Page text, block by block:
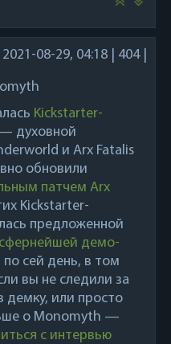
2021-08-29, 04:18 404|
Kickstarter-
духовной
и Arx Fatalis
обновили
патчем Arx
Kickstarter-
предложенной
демо-
сей день, в том
вы не следили за
демку, или просто
о Monomyth —
с интервью